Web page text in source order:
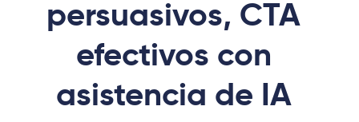
persuasivos, CTA
efectivos con
asistencia de IA